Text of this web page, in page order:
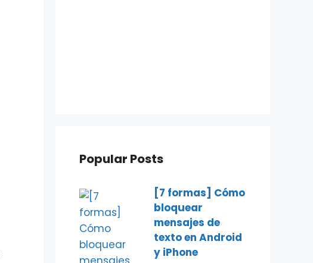
Popular Posts
[7 formas] Cómo
bloquear
mensajes de
texto en Android
y iPhone